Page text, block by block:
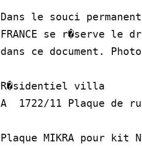
Dans le souci
FRANCE se r�serve
dans ce document.
R�sidentiel villa
A  1722/11 Plaque de
Plaque MIKRA pour kit